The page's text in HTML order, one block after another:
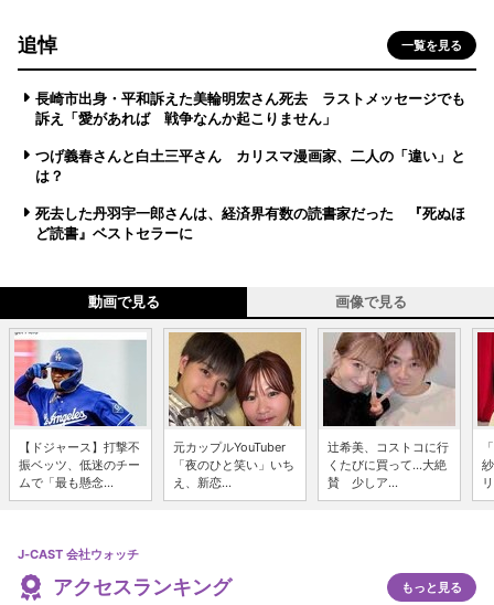
追悼 一覧を見る
長崎市出身・平和訴えた美輪明宏さん死去 ラストメッセージでも
訴え「愛があれば 戦争なんか起こりません」
つげ義春さんと白土三平さん カリスマ漫画家、二人の「違い」と
は？
死去した丹羽宇一郎さんは、経済界有数の読書家だった 『死ぬほ
ど読書』ベストセラーに
動画で見る 画像で見る
【ドジャース】打撃不
振ベッツ、低迷のチー
ムで「最も懸念...
元カップルYouTuber
「夜のひと笑い」いち
え、新恋...
辻希美、コストコに行
くたびに買って...大絶
賛 少しア...
J-CAST 会社ウォッチ
アクセスランキング もっと見る